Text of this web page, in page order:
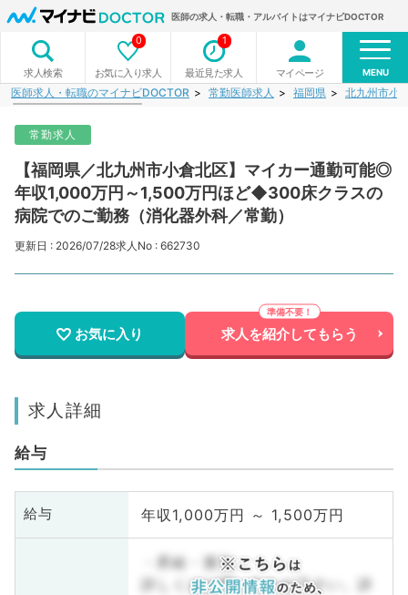
医師の求人・転職・アルバイトはマイナビDOCTOR
求人検索 お気に入り求人
0
最近見た求人
1
マイページ MENU
医師求人・転職のマイナビDOCTOR 常勤医師求人 福岡県 北九州市小
常勤求人
【福岡県／北九州市小倉北区】マイカー通勤可能◎
年収1,000万円～1,500万円ほど◆300床クラスの
病院でのご勤務（消化器外科／常勤）
更新日 : 2026/07/28求人No : 662730
お気に入り 求人を紹介してもらう
求人詳細
給与
給与 年収1,000万円 ～ 1,500万円
・昇給・賞与
詳しくはお問い合わせ下さい。詳